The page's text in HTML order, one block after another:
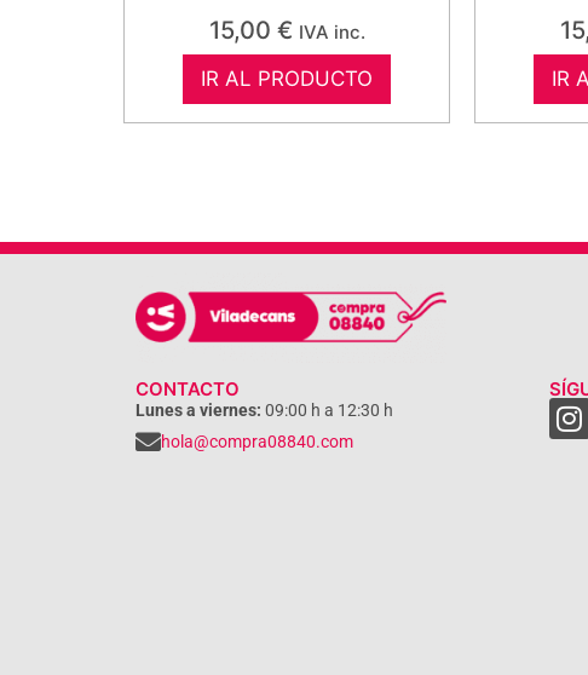
15,00 € IVA inc.
IR AL PRODUCTO IR
CONTACTO
Lunes a viernes: 09:00 h a 12:30 h
hola@compra08840.com